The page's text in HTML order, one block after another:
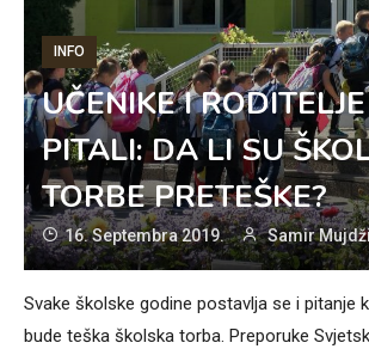
INFO
UČENIKE I
PITALI: DA LI SU
TORBE PRETEŠKE?
16. Septembra 2019. Samir
Svake školske godine postavlja se i pitanje
bude teška školska torba. Preporuke